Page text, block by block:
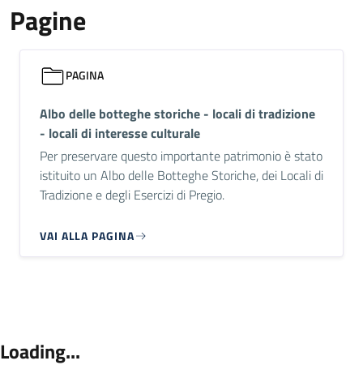
Pagine
PAGINA
Albo delle botteghe storiche - locali di tradizione
- locali di interesse culturale
Per preservare questo importante patrimonio è stato
istituito un Albo delle Botteghe Storiche, dei Locali di
Tradizione e degli Esercizi di Pregio.
VAI ALLA PAGINA